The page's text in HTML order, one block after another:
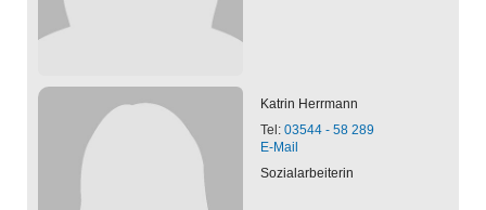
Katrin Herrmann
Tel: 03544 - 58 289
E-Mail
Sozialarbeiterin